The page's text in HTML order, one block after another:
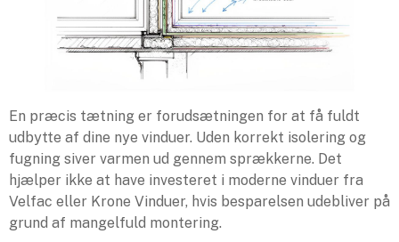
En præcis tætning er forudsætningen for at få fuldt
udbytte af dine nye vinduer. Uden korrekt isolering og
fugning siver varmen ud gennem sprækkerne. Det
hjælper ikke at have investeret i moderne vinduer fra
Velfac eller Krone Vinduer, hvis besparelsen udebliver på
grund af mangelfuld montering.